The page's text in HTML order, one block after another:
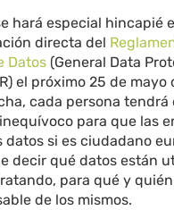
hará especial hincapié
directa del
Datos (General Data
el próximo 25 de mayo
cada persona tendrá
para que las
datos si es ciudadano
decir qué datos están
para qué y quién
de los mismos.